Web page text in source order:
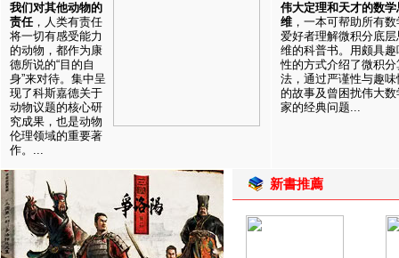
我们对其他动物的
责任，人类有责任
将一切有感受能力
的动物，都作为康
德所说的“目的自
身”来对待。集中呈
现了科斯嘉德关于
动物议题的核心研
究成果，也是动物
伦理领域的重要著
作。...
伟大定理和天才的数学
维 ，一本可帮助所有数
爱好者理解微积分底层
维的科普书。用颇具趣
性的方式介绍了微积分
法，通过严谨性与趣味
的故事及曾困扰伟大数
家的经典问题...
新書推薦